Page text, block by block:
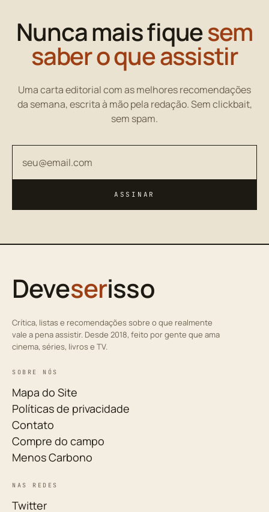
Nunca mais fiquesem
saber o que assistir
Uma carta editorial com as melhores recomendações
da semana, escrita à mão pela redação. Sem clickbait,
sem spam.
ASSINAR
Deveserisso
Crítica, listas e recomendações sobre o que realmente
vale a pena assistir. Desde 2018, feito por gente que ama
cinema, séries, livros e TV.
SOBRE NÓS
Mapa do Site
Políticas de privacidade
Contato
Compre do campo
Menos Carbono
NAS REDES
Twitter